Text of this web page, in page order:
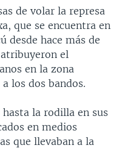
de volar la represa
que se encuentra en
desde hace más de
el
en la zona
los dos bandos.
la rodilla en sus
en medios
que llevaban a la